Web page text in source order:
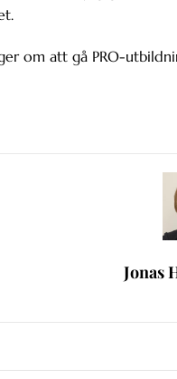
om att gå PRO-
Jonas